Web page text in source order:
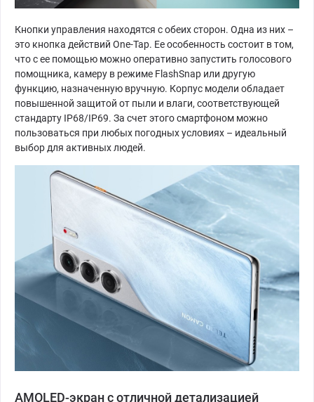
Кнопки управления находятся с обеих сторон. Одна из них –
это кнопка действий One-Tap. Ее особенность состоит в том,
что с ее помощью можно оперативно запустить голосового
помощника, камеру в режиме FlashSnap или другую
функцию, назначенную вручную. Корпус модели обладает
повышенной защитой от пыли и влаги, соответствующей
стандарту IP68/IP69. За счет этого смартфоном можно
пользоваться при любых погодных условиях – идеальный
выбор для активных людей.
AMOLED-экран с отличной детализацией